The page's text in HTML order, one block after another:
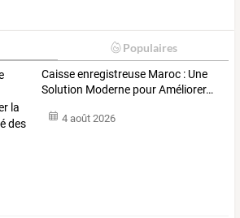
Populaires
Caisseenregistreuse Maroc : Une
Solution Moderne pourAméliorer…
4 août 2026